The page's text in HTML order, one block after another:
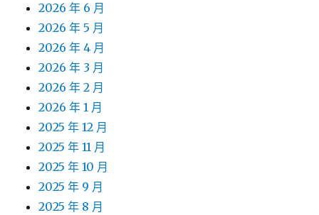
2026 年 6 月
2026 年 5 月
2026 年 4 月
2026 年 3 月
2026 年 2 月
2026 年 1 月
2025 年 12 月
2025 年 11 月
2025 年 10 月
2025 年 9 月
2025 年 8 月